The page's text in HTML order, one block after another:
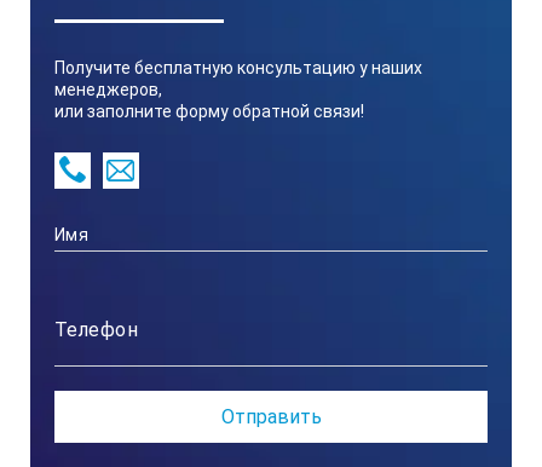
Неограничена
Питание
Солнечные элементы
Разрешение
Получите бесплатную консультацию у наших
менеджеров,
или заполните форму обратной связи!